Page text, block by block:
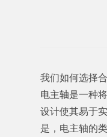
我们如何选择
电主轴是一种
设计使其易于
是，电主轴的